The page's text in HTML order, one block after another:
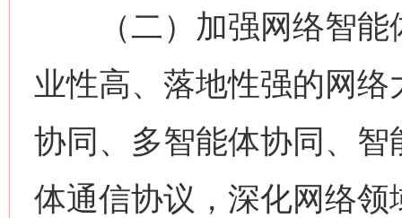
（二）加强网络智能
业性高、落地性强的网
协同、多智能体协同、
体通信协议，深化网络